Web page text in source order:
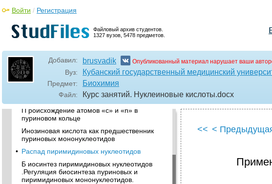
Файловый архив студентов.
1327 вузов, 5478 предметов.
Войти / Регистрация
Добавил: brusvadik Опубликованный материал нарушает ваши
Вуз: Кубанский государственный медицинский
Предмет: Биохимия
Файл: Курс занятий. Нуклеиновые кислоты.docx
• Р аспад нуклеиновых кислот, нуклеазы
пищеварительного тракта и тканей.
Р аспад пуриновых нуклеотидов.
Общие принципы синтеза мононуклеотидов
П роисхождение атомов «с» и «n» в
пуриновом кольце
Инозиновая кислота как предшественник
пуриновых мононуклеотидов
• Распад пиримидиновых нуклеотидов
Б иосинтез пиримидиновых нуклеотидов
.Регуляция биосинтеза пуриновых и
пиримидиновых мононуклеотидов.
<< <